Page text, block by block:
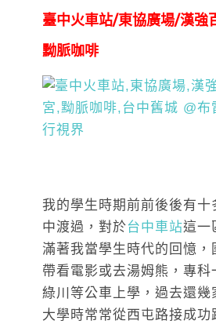
臺中火車站/東協廣場/漢強
黝脈咖啡
我的學生時期前前後後有十
中渡過，對於台中車站這一
滿著我當學生時代的回憶，
帶看電影或去湯姆熊，專科
綠川等公車上學，過去還幾
大學時常常從西屯路接成功